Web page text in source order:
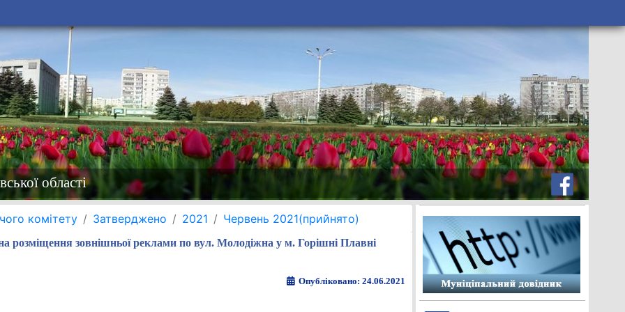
області
комітету Затверджено 2021 Червень 2021(прийнято)
зовнішньої реклами по вул. Молодіжна у м. Горішні Плавні
Опубліковано: 24.06.2021